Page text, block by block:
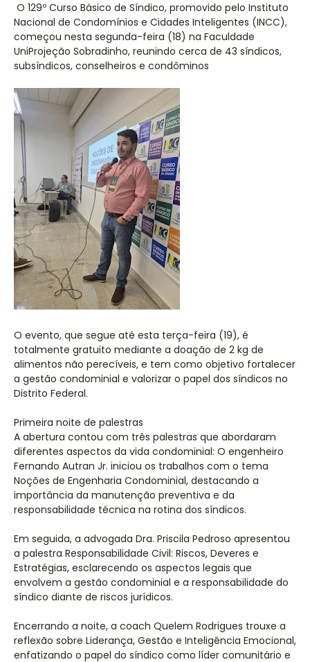
O 129º Curso Básico de Síndico, promovido pelo Instituto
Nacional de Condomínios e Cidades Inteligentes (INCC),
começou nesta segunda-feira (18) na Faculdade
UniProjeção Sobradinho, reunindo cerca de 43 síndicos,
subsíndicos, conselheiros e condôminos
O evento, que segue até esta terça-feira (19), é
totalmente gratuito mediante a doação de 2 kg de
alimentos não perecíveis, e tem como objetivo fortalecer
a gestão condominial e valorizar o papel dos síndicos no
Distrito Federal.
Primeira noite de palestras
A abertura contou com três palestras que abordaram
diferentes aspectos da vida condominial: O engenheiro
Fernando Autran Jr. iniciou os trabalhos com o tema
Noções de Engenharia Condominial, destacando a
importância da manutenção preventiva e da
responsabilidade técnica na rotina dos síndicos.
Em seguida, a advogada Dra. Priscila Pedroso apresentou
a palestra Responsabilidade Civil: Riscos, Deveres e
Estratégias, esclarecendo os aspectos legais que
envolvem a gestão condominial e a responsabilidade do
síndico diante de riscos jurídicos.
Encerrando a noite, a coach Quelem Rodrigues trouxe a
reflexão sobre Liderança, Gestão e Inteligência Emocional,
enfatizando o papel do síndico como líder comunitário e